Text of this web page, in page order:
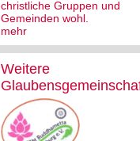
christliche Gruppen und
Gemeinden wohl.
mehr
Weitere